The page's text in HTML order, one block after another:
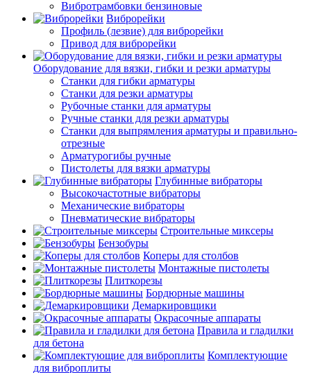
Вибротрамбовки бензиновые
Виброрейки
Профиль (лезвие) для виброрейки
Привод для виброрейки
Оборудование для вязки, гибки и резки арматуры
Станки для гибки арматуры
Станки для резки арматуры
Рубочные станки для арматуры
Ручные станки для резки арматуры
Станки для выпрямления арматуры и правильно-
отрезные
Арматурогибы ручные
Пистолеты для вязки арматуры
Глубинные вибраторы
Высокочастотные вибраторы
Механические вибраторы
Пневматические вибраторы
Строительные миксеры
Бензобуры
Коперы для столбов
Монтажные пистолеты
Плиткорезы
Бордюрные машины
Демаркировщики
Окрасочные аппараты
Правила и гладилки
для бетона
Комплектующие
для виброплиты